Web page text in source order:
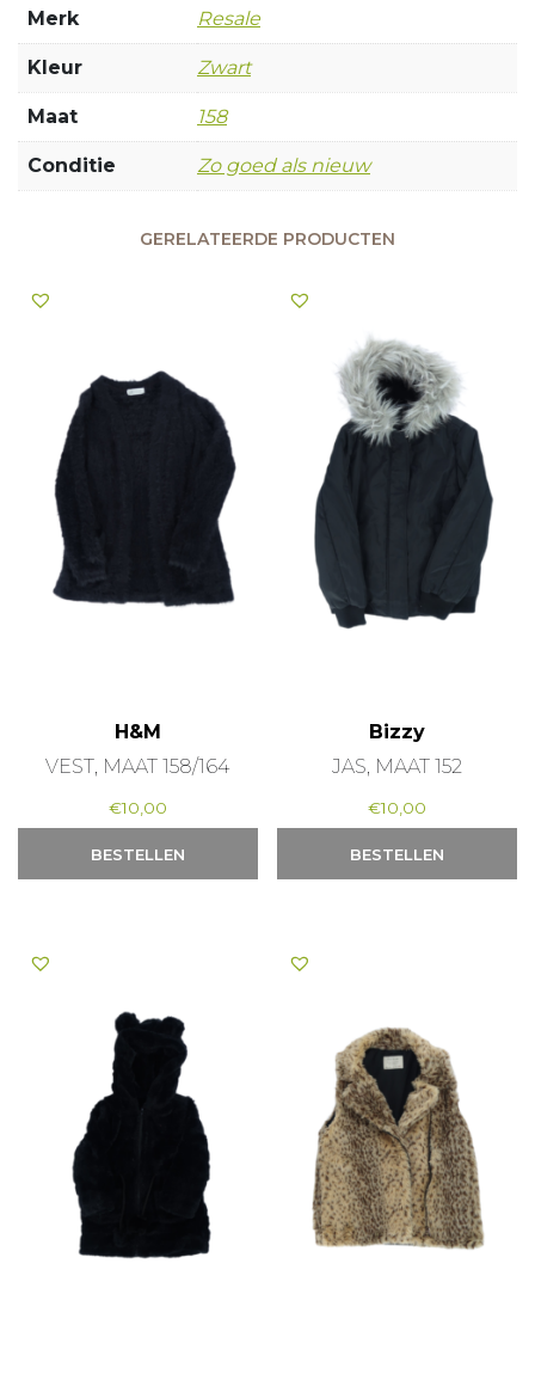
Merk Resale
Kleur Zwart
Maat 158
Conditie Zo goed als nieuw
GERELATEERDE PRODUCTEN
H&M
VEST, MAAT 158/164
€10,00
BESTELLEN
Bizzy
JAS, MAAT 152
€10,00
BESTELLEN